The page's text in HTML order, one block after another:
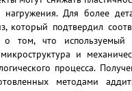
Для более
который подтвердил
о том, что
и
процесса.
методами